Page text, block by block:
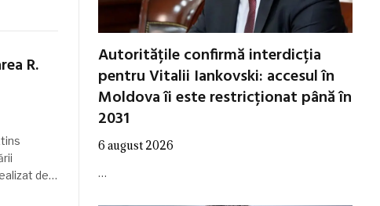
R.
de…
Autoritățile confirmă interdicția
pentru Vitalii Iankovski: accesul în
Moldova îi este restricționat până în
2031
6 august 2026
…